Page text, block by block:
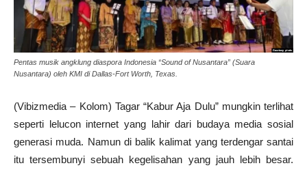
Pentas musik angklung diaspora Indonesia “Sound of Nusantara” (Suara
Nusantara) oleh KMI di Dallas-Fort Worth, Texas.
(Vibizmedia – Kolom) Tagar “Kabur Aja Dulu” mungkin terlihat
seperti lelucon internet yang lahir dari budaya media sosial
generasi muda. Namun di balik kalimat yang terdengar santai
itu tersembunyi sebuah kegelisahan yang jauh lebih besar.